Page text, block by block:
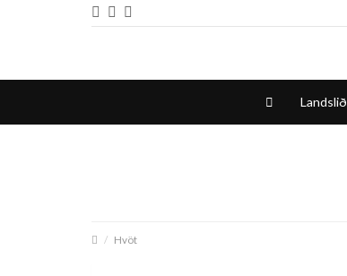
Landslið
Hvöt